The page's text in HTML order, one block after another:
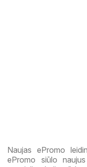
Naujas ePromo
ePromo siūlo